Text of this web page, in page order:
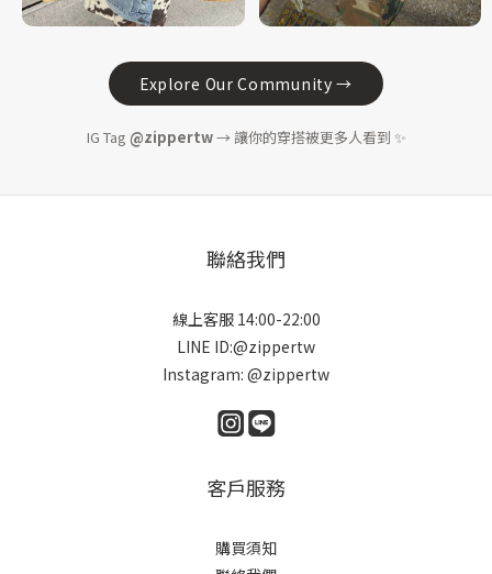
Explore Our Community →
IG Tag @zippertw→ 讓你的穿搭被更多人看到 ✨
聯絡我們
線上客服 14:00-22:00
LINE ID:@zippertw
Instagram: @zippertw
客戶服務
購買須知